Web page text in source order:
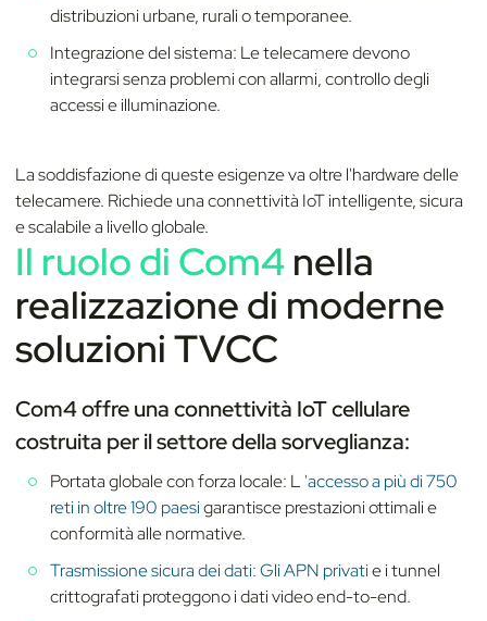
distribuzioni urbane, rurali o temporanee.
Integrazione del sistema: Le telecamere devono
integrarsi senza problemi con allarmi, controllo degli
accessi e illuminazione.
La soddisfazione di queste esigenze va oltre l'hardware delle
telecamere. Richiede una connettività IoT intelligente, sicura
e scalabile a livello globale.
Il ruolo di Com4nella
realizzazione di moderne
soluzioni TVCC
Com4 offre una connettività IoT cellulare
costruita per il settore della sorveglianza:
Portata globale con forza locale: L 'accesso a più di 750
reti in oltre 190 paesigarantisce prestazioni ottimali e
conformità alle normative.
Trasmissione sicura dei dati:Gli APN privatie i tunnel
crittografati proteggono i dati video end-to-end.